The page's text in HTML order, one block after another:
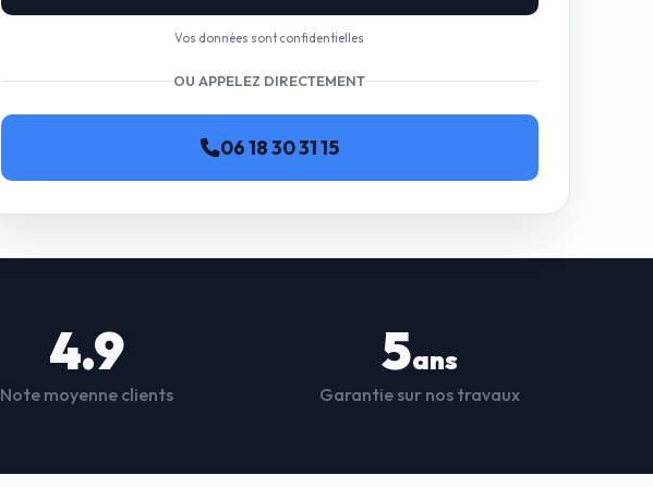
Vos données sont confidentielles
OU APPELEZ DIRECTEMENT
06 18 30 31 15
4.9
Note moyenne clients
5ans
Garantie sur nos travaux